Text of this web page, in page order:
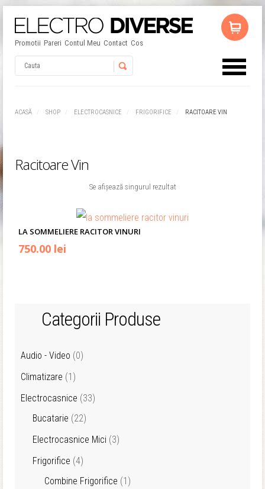
Promotii Pareri Contul Meu Contact Cos
ACASĂ SHOP ELECTROCASNICE FRIGORIFICE RACITOARE VIN
Racitoare Vin
Se afișează singurul rezultat
LA SOMMELIERE RACITOR VINURI
750.00 lei
Categorii Produse
Audio - Video (0)
Climatizare (1)
Electrocasnice (33)
Bucatarie (22)
Electrocasnice Mici (3)
Frigorifice (4)
Combine Frigorifice (1)
Username